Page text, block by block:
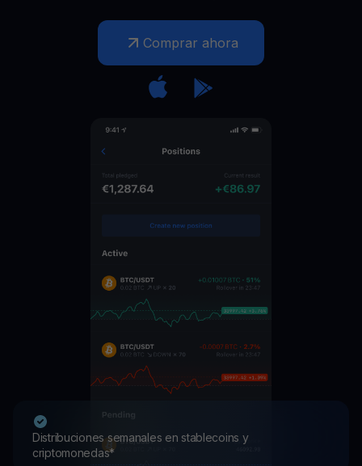
Comprar ahora
Distribuciones semanales en stablecoins y
criptomonedas*